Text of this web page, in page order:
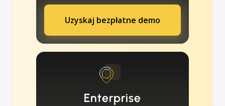
Uzyskaj bezpłatne demo
Enterprise